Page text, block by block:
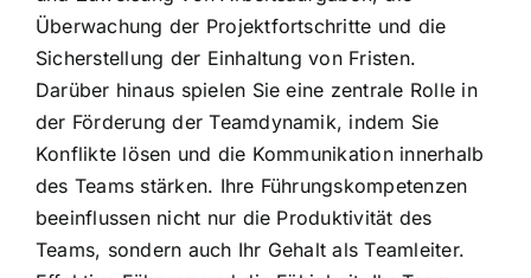
Überwachung der Projektfortschritte und die
Sicherstellung der Einhaltung von Fristen.
Darüber hinaus spielen Sie eine zentrale Rolle in
der Förderung der Teamdynamik, indem Sie
Konflikte lösen und die Kommunikation innerhalb
des Teams stärken. Ihre Führungskompetenzen
beeinflussen nicht nur die Produktivität des
Teams, sondern auch Ihr Gehalt als Teamleiter.